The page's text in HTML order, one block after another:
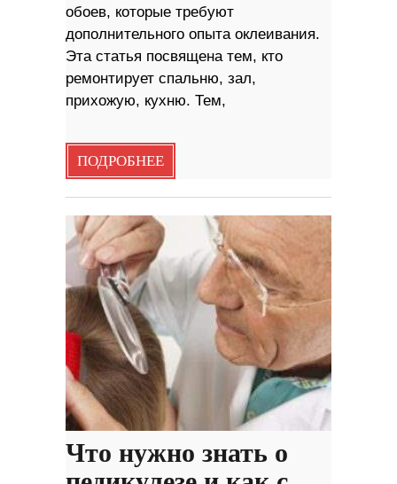
обоев, которые требуют
дополнительного опыта оклеивания.
Эта статья посвящена тем, кто
ремонтирует спальню, зал,
прихожую, кухню. Тем,
ПОДРОБНЕЕ
Что нужно знать о